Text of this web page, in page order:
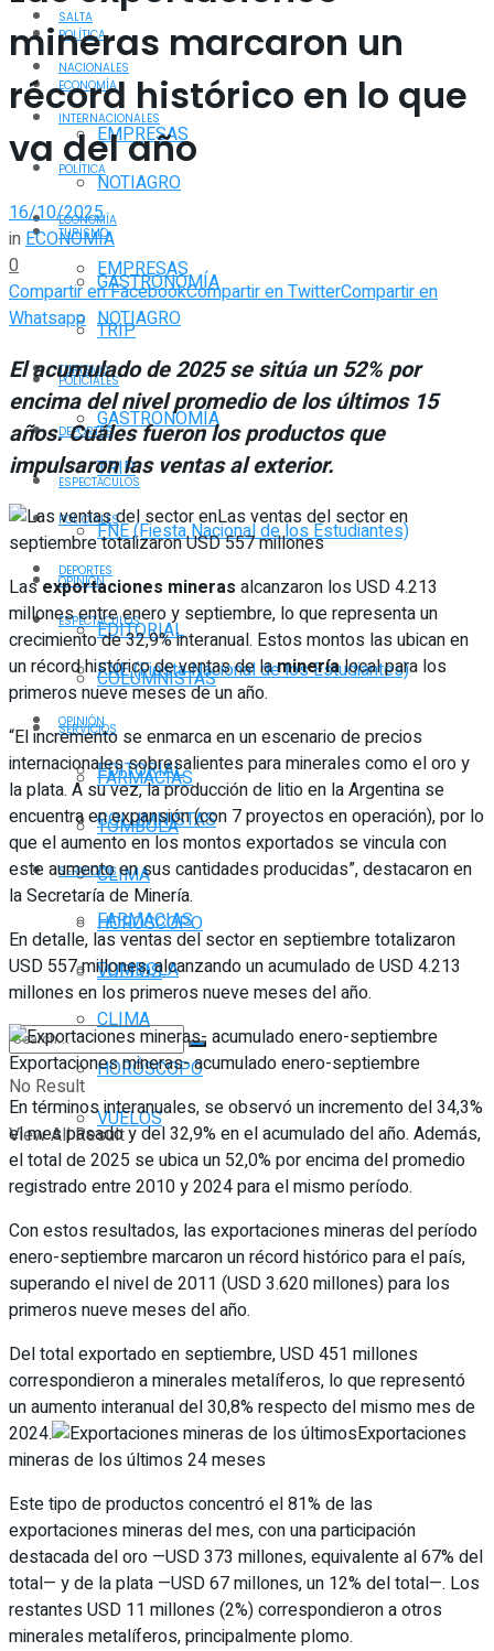
POLÍTICA
ECONOMÍA
EMPRESAS
NOTIAGRO
TURISMO
GASTRONOMÍA
TRIP
POLICIALES
DEPORTES
ESPECTÁCULOS
FNE (Fiesta Nacional de los Estudiantes)
OPINIÓN
EDITORIAL
COLUMNISTAS
SERVICIOS
FARMACIAS
TOMBOLA
CLIMA
HORÓSCOPO
VUELOS
No Result
View All Result
SALTA
NACIONALES
INTERNACIONALES
POLÍTICA
ECONOMÍA
EMPRESAS
NOTIAGRO
TURISMO
GASTRONOMÍA
TRIP
POLICIALES
DEPORTES
ESPECTÁCULOS
FNE (Fiesta Nacional de los Estudiantes)
OPINIÓN
EDITORIAL
COLUMNISTAS
SERVICIOS
FARMACIAS
TOMBOLA
CLIMA
HORÓSCOPO
VUELOS
mineras marcaron un
récord histórico en lo que
va del año
16/10/2025
inECONOMÍA
0
Compartir en FacebookCompartir en TwitterCompartir en
Whatsapp
El acumulado de 2025 se sitúa un 52% por
encima del nivel promedio de los últimos 15
años. Cuáles fueron los productos que
impulsaron las ventas al exterior.
Las ventas del sector en
septiembre totalizaron USD 557 millones
Lasexportaciones mineras alcanzaron los USD 4.213
millones entre enero y septiembre, lo que representa un
crecimiento de 32,9% interanual. Estos montos las ubican en
un récord histórico de ventas de lamineríalocal para los
primeros nueve meses de un año.
“El incremento se enmarca en un escenario de precios
internacionales sobresalientes para minerales como el oro y
la plata. A su vez, la producción de litio en la Argentina se
encuentra en expansión (con 7 proyectos en operación), por lo
que el aumento en los montos exportados se vincula con
este aumento en sus cantidades producidas”, destacaron en
la Secretaría de Minería.
En detalle, las ventas del sector en septiembre totalizaron
USD 557 millones, alcanzando un acumulado de USD 4.213
millones en los primeros nueve meses del año.
Exportaciones mineras- acumulado enero-septiembre
En términos interanuales, se observó un incremento del 34,3%
el mes pasado y del 32,9% en el acumulado del año. Además,
el total de 2025 se ubica un 52,0% por encima del promedio
registrado entre 2010 y 2024 para el mismo período.
Con estos resultados, las exportaciones mineras del período
enero-septiembre marcaron un récord histórico para el país,
superando el nivel de 2011 (USD 3.620 millones) para los
primeros nueve meses del año.
Del total exportado en septiembre, USD 451 millones
correspondieron a minerales metalíferos, lo que representó
un aumento interanual del 30,8% respecto del mismo mes de
2024.
Exportaciones
mineras de los últimos 24 meses
Este tipo de productos concentró el 81% de las
exportaciones mineras del mes, con una participación
destacada del oro —USD 373 millones, equivalente al 67% del
total— y de la plata —USD 67 millones, un 12% del total—. Los
restantes USD 11 millones (2%) correspondieron a otros
minerales metalíferos, principalmente plomo.